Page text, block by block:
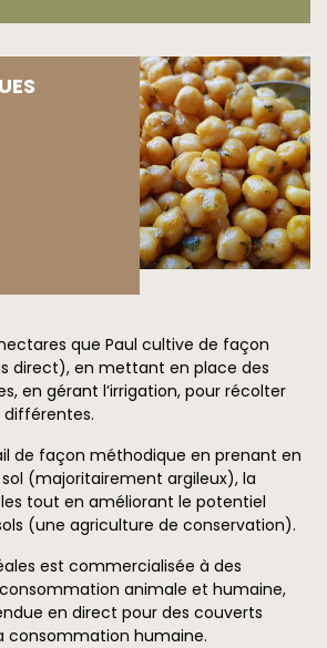
que Paul cultive de façon
direct), en mettant en place des
en gérant l’irrigation, pour récolter
différentes.
de façon méthodique en prenant en
(majoritairement argileux), la
tout en améliorant le potentiel
(une agriculture de conservation).
est commercialisée à des
animale et humaine,
en direct pour des couverts
consommation humaine.